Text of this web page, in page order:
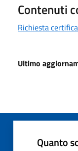
Contenuti
Richiesta
Ultimo
Quanto